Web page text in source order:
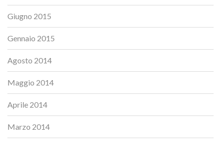
Giugno 2015
Gennaio 2015
Agosto 2014
Maggio 2014
Aprile 2014
Marzo 2014